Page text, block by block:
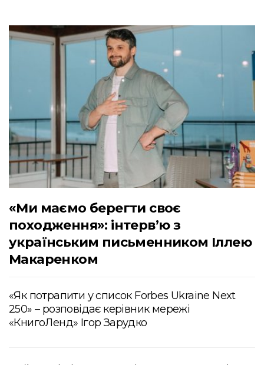
«Ми маємо берегти своє
походження»: інтервʼю з
українським письменником Іллею
Макаренком
«Як потрапити у список Forbes Ukraine Next
250» – розповідає керівник мережі
«КнигоЛенд» Ігор Зарудко